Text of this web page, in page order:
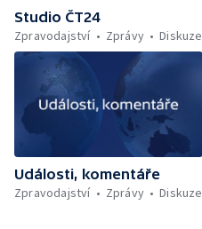
Studio ČT24
Zpravodajství
Zprávy Diskuze
Události, komentáře
Zpravodajství
Zprávy Diskuze